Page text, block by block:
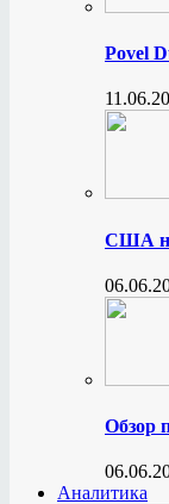
Povel
США
Обзор
Аналитика